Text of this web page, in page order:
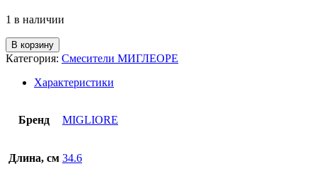
1 в наличии
В корзину
Категория: Смесители МИГЛЕОРЕ
Характеристики
Бренд MIGLIORE
Длина, см 34.6